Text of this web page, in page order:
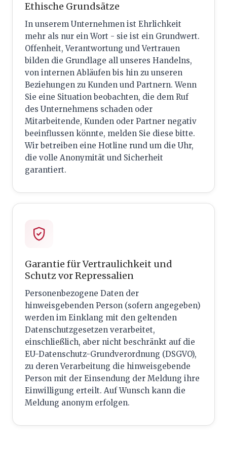
Ethische Grundsätze
In unserem Unternehmen ist Ehrlichkeit
mehr als nur ein Wort - sie ist ein Grundwert.
Offenheit, Verantwortung und Vertrauen
bilden die Grundlage all unseres Handelns,
von internen Abläufen bis hin zu unseren
Beziehungen zu Kunden und Partnern. Wenn
Sie eine Situation beobachten, die dem Ruf
des Unternehmens schaden oder
Mitarbeitende, Kunden oder Partner negativ
beeinflussen könnte, melden Sie diese bitte.
Wir betreiben eine Hotline rund um die Uhr,
die volle Anonymität und Sicherheit
garantiert.
Garantie für Vertraulichkeit und
Schutz vor Repressalien
Personenbezogene Daten der
hinweisgebenden Person (sofern angegeben)
werden im Einklang mit den geltenden
Datenschutzgesetzen verarbeitet,
einschließlich, aber nicht beschränkt auf die
EU-Datenschutz-Grundverordnung (DSGVO),
zu deren Verarbeitung die hinweisgebende
Person mit der Einsendung der Meldung ihre
Einwilligung erteilt. Auf Wunsch kann die
Meldung anonym erfolgen.